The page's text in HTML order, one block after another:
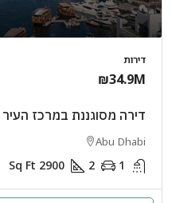
דירות
₪34.9M
דירה מסוגננת במרכז
Abu Dhabi
1
2
2900
Sq Ft